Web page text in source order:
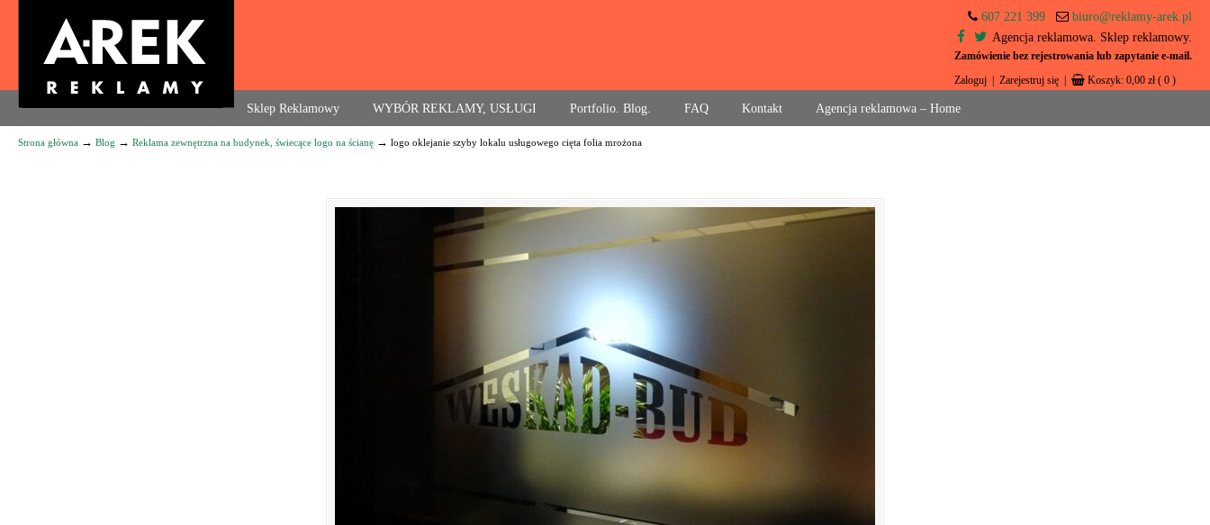
Agencja reklamowa. Reklama – usługi, druk
607 221 399
biuro@reklamy-arek.pl
Agencja reklamowa. Sklep reklamowy.
Zamówienie bez rejestrowania lub zapytanie e-mail.
Zaloguj Zarejestruj się Koszyk: 0,00 zł ( 0 )
Sklep Reklamowy WYBÓR REKLAMY, USŁUGI Portfolio. Blog. FAQ Kontakt Agencja reklamowa – Home
Navigation
Strona główna → Blog → Reklama zewnętrzna na budynek, świecące logo na ścianę → logo oklejanie szyby lokalu usługowego cięta folia mrożona